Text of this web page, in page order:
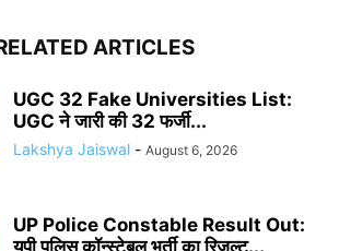
ARTICLES
UGC 32 Fake Universities List:
UGC ने जारी की 32 फर्जी...
Lakshya Jaiswal - August 6, 2026
UP Police Constable Result Out:
यूपी पुलिस कॉन्स्टेबल भर्ती का रिजल्ट...